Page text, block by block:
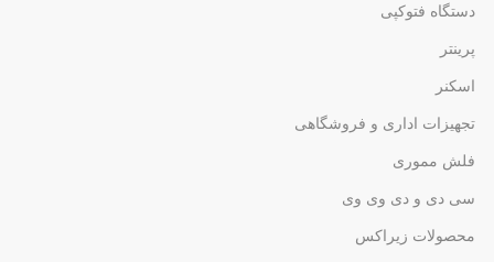
دستگاه فتوکپی
پرینتر
اسکنر
تجهیزات اداری و فروشگاهی
فلش مموری
سی دی و دی وی وی
محصولات زیراکس